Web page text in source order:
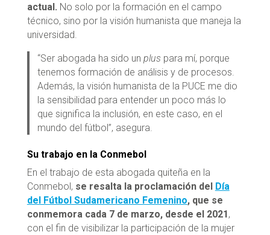
actual. No solo por la formación en el campo
técnico, sino por la visión humanista que maneja la
universidad.
“Ser abogada ha sido unplus para mí, porque
tenemos formación de análisis y de procesos.
Además, la visión humanista de la PUCE me dio
la sensibilidad para entender un poco más lo
que significa la inclusión, en este caso, en el
mundo del fútbol”, asegura.
Su trabajo en la Conmebol
En el trabajo de esta abogada quiteña en la
Conmebol, se resalta la proclamación del Día
del Fútbol Sudamericano Femenino, que se
conmemora cada 7 de marzo, desde el 2021,
con el fin de visibilizar la participación de la mujer